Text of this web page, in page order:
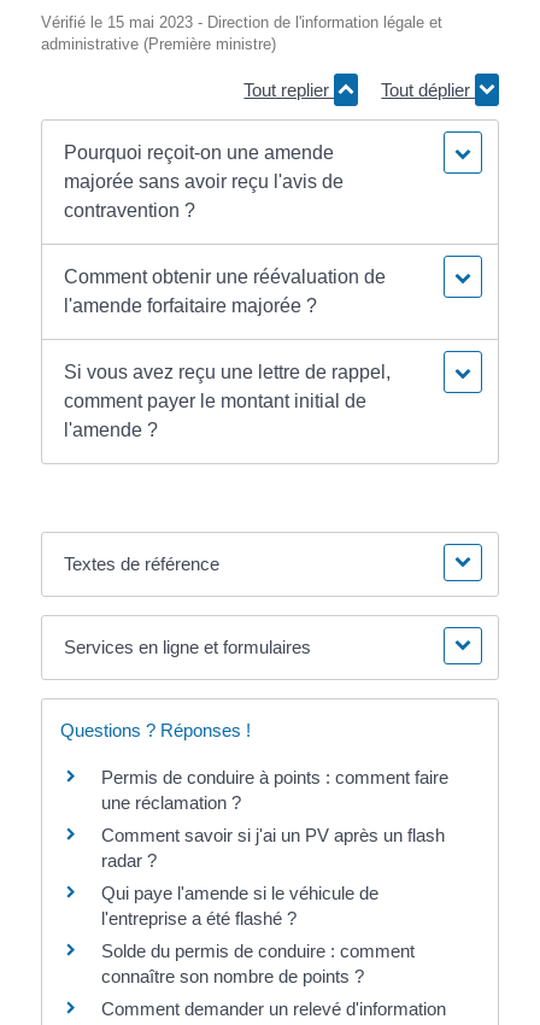
Vérifié le 15 mai 2023 - Direction de l'information légale et
administrative (Première ministre)
Tout replier Tout déplier
Pourquoi reçoit-on une amende
majorée sans avoir reçu l'avis de
contravention ?
Comment obtenir une réévaluation de
l'amende forfaitaire majorée ?
Si vous avez reçu une lettre de rappel,
comment payer le montant initial de
l'amende ?
Textes de référence
Services en ligne et formulaires
Questions ? Réponses !
Permis de conduire à points : comment faire
une réclamation ?
Comment savoir si j'ai un PV après un flash
radar ?
Qui paye l'amende si le véhicule de
l'entreprise a été flashé ?
Solde du permis de conduire : comment
connaître son nombre de points ?
Comment demander un relevé d'information